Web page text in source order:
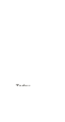
Today